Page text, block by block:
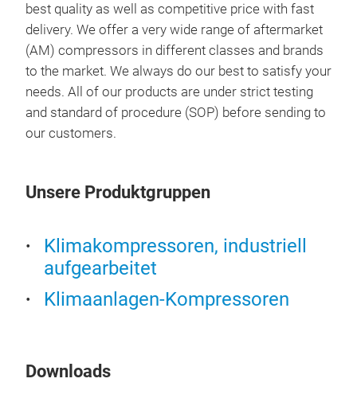
best quality as well as competitive price with fast
delivery. We offer a very wide range of aftermarket
(AM) compressors in different classes and brands
to the market. We always do our best to satisfy your
needs. All of our products are under strict testing
and standard of procedure (SOP) before sending to
our customers.
Unsere Produktgruppen
Klimakompressoren, industriell
aufgearbeitet
Klimaanlagen-Kompressoren
Downloads